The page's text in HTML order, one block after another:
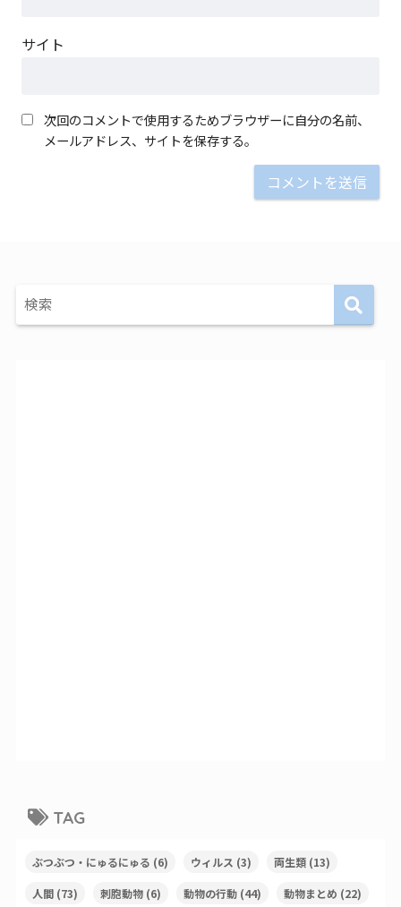
サイト
次回のコメントで使用するためブラウザーに自分の名前、
メールアドレス、サイトを保存する。
TAG
ぶつぶつ・にゅるにゅる (6) ウィルス (3) 両生類(13)
人間(73) 刺胞動物(6) 動物の行動(44) 動物まとめ (22)